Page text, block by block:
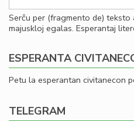
Serĉu per (fragmento de)
majuskloj egalas. Esperantaj
ESPERANTA
Petu la esperantan civitanecon
TELEGRAM